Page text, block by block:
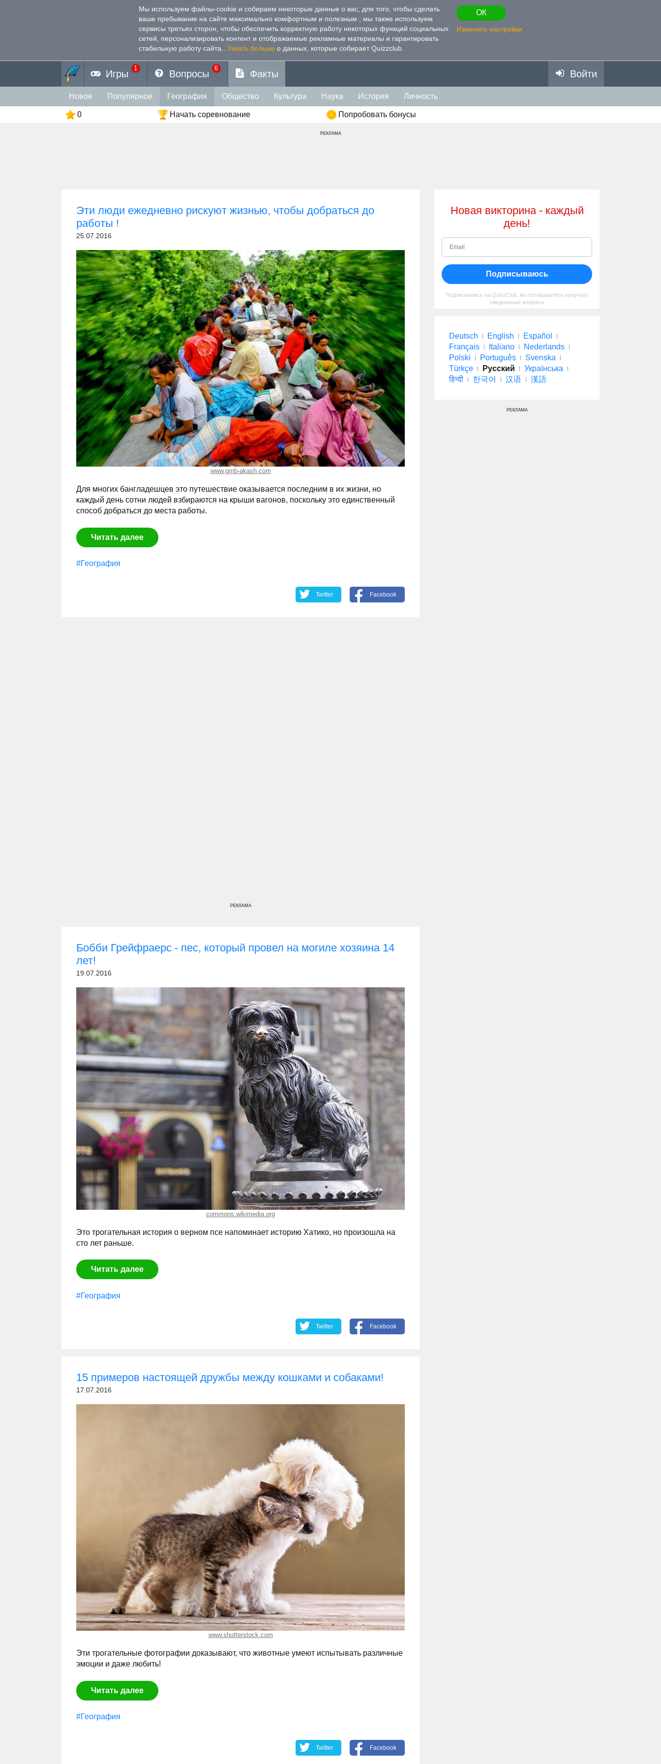
Мы используем файлы-cookie и собираем некоторые данные о вас, для того, чтобы сделать
ваше пребывание на сайте максимально комфортным и полезным ; мы также используем
сервисы третьях сторон, чтобы обеспечить корректную работу некоторых функций социальных
сетей, персонализировать контент и отображаемые рекламные материалы и гарантировать
стабильную работу сайта.
Узнать больше о данных, которые собирает Quizzclub.
ОК
Изменить настройки
Игры
1
Вопросы
6
Факты Войти
Новое Популярное География Общество Культура Наука История Личность
0 Начать соревнование Попробовать бонусы
РЕКЛАМА
Эти люди ежедневно рискуют жизнью, чтобы добраться до
работы !
25.07.2016
www.gmb-akash.com
Для многих бангладешцев это путешествие оказывается последним в их жизни, но
каждый день сотни людей взбираются на крыши вагонов, поскольку это единственный
способ добраться до места работы.
Читать далее
#География
Twitter Facebook
РЕКЛАМА
Бобби Грейфраерс - пес, который провел на могиле хозяина 14
лет!
19.07.2016
commons.wikimedia.org
Это трогательная история о верном псе напоминает историю Хатико, но произошла на
сто лет раньше.
Читать далее
#География
Twitter Facebook
15 примеров настоящей дружбы между кошками и собаками!
17.07.2016
www.shutterstock.com
Эти трогательные фотографии доказывают, что животные умеют испытывать различные
эмоции и даже любить!
Читать далее
#География
Twitter Facebook
Новая викторина - каждый
день!
Подписываюсь
Подписываясь на QuizzClub, вы соглашаетесь получать
ежедневные вопросы
Deutsch English
Español
Français
Italiano
Nederlands
Polski
Português
Svenska
Türkçe
Русский
Українська
हिन्दी
한국어 汉语 漢語
РЕКЛАМА